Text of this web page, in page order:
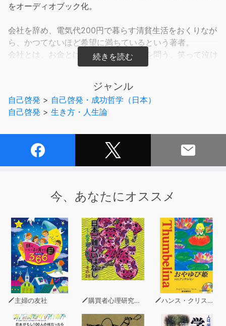
をオーディオブック化。
会社を辞め、電気代200円で暮らす清貧生活をおくりなが
ら、かつてないほど希望に満ちているという著者。
会社とは、お金とは、人生とはなにかを問う、笑って泣け
て考えさせられて最後に元気が出る一冊です。
「まっとうに会社で働く人が日本を支えている。それは本
当にそうだと思う。
しかし、会社で働いていない人だって日本を支えている。
さらに、お金を稼いでいない人たち、たとえば専業主婦、
の人にあいさつをする、だれかと友達になる、だれかに笑
必ずしもお金が仲介しなくたって、支え合うことさえでき
ればそこそこに生きていくことができるはずだ。
しかし会社で働いていると、そんなことは忘れてしまう。
毎月給料が振り込まれることに慣れてしまうと、知らず知
らずのうちに、まずお金を稼がなければ何も始められない
かのように思い込み始める。
そして、高給をもらっている人間がエラいかのようにも思
「もっと給料よこせ」という感覚になる。これは、どんな
ジャンル
自己啓発 > 自己啓発・成功哲学（日本）
自己啓発 > 生き方・人生論
今、あなたにオススメ
主婦の友社 購買者心理研究所 株式会社モデンナ 顧問 青木幹和 ハンス・クリスチャン・アンデルセン